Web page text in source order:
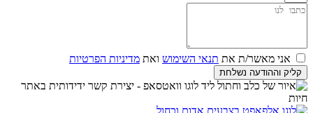
אני מאשר/ת את תנאי השימוש ואת מדיניות הפרטיות
קליק וההודעה נשלחת